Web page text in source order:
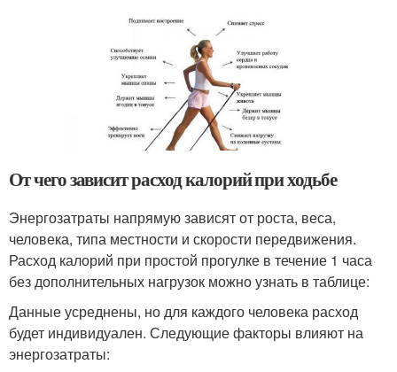
От чего зависит расход калорий при ходьбе
Энергозатраты напрямую зависят от роста, веса,
человека, типа местности и скорости передвижения.
Расход калорий при простой прогулке в течение 1 часа
без дополнительных нагрузок можно узнать в таблице:
Данные усреднены, но для каждого человека расход
будет индивидуален. Следующие факторы влияют на
энергозатраты: